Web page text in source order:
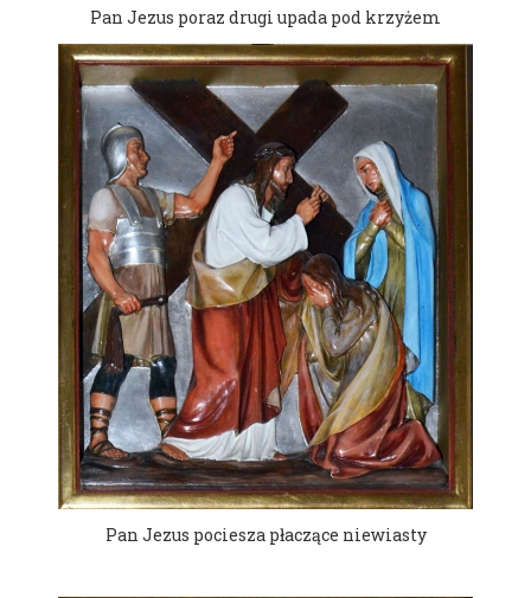
Pan Jezus poraz drugi upada pod krzyżem
Pan Jezus pociesza płaczące niewiasty